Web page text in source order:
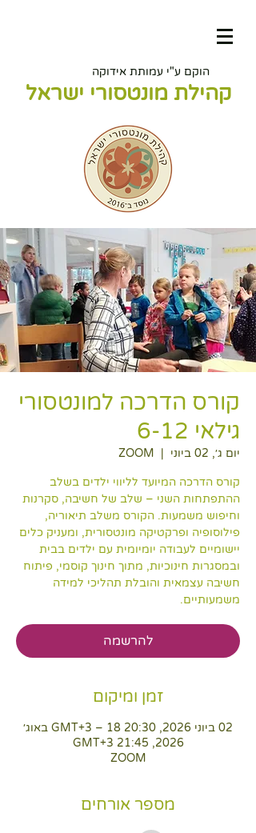
הוקם ע"י עמותת אידוקה
קהילת מונטסורי ישראל
קורס הדרכה למונטסורי
גילאי 6-12
יום ג׳, 02 ביוני
  |
ZOOM
קורס הדרכה המיועד לליווי ילדים בשלב
ההתפתחות השני – שלב של חשיבה, סקרנות
וחיפוש משמעות. הקורס משלב תיאוריה,
פילוסופיה ופרקטיקה מונטסורית, ומעניק כלים
יישומיים לעבודה יומיומית עם ילדים בבית
ובמסגרות חינוכיות, מתוך חינוך קוסמי, פיתוח
חשיבה עצמאית והובלת תהליכי למידה
משמעותיים.
להרשמה
זמן ומיקום
02 ביוני 2026, 20:30 GMT‎+3‎ – 18 באוג׳
2026, 21:45 GMT‎+3‎
ZOOM
מספר אורחים